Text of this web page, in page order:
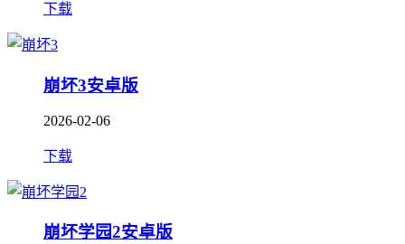
下载
崩坏3安卓版
2026-02-06
下载
崩坏学园2安卓版